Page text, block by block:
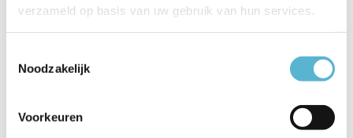
verzameld op basis van uw gebruik van hun services.
Noodzakelijk
Voorkeuren
Breedte 21,5
Toon meer